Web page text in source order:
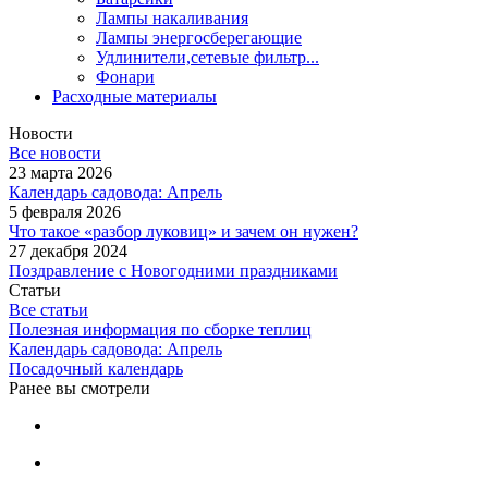
Лампы накаливания
Лампы энергосберегающие
Удлинители,сетевые фильтр...
Фонари
Расходные материалы
Новости
Все новости
23 марта 2026
Календарь садовода: Апрель
5 февраля 2026
Что такое «разбор луковиц» и зачем он нужен?
27 декабря 2024
Поздравление с Новогодними праздниками
Статьи
Все статьи
Полезная информация по сборке теплиц
Календарь садовода: Апрель
Посадочный календарь
Ранее вы смотрели